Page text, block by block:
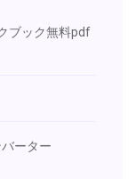
ブック無料pdf
ーター